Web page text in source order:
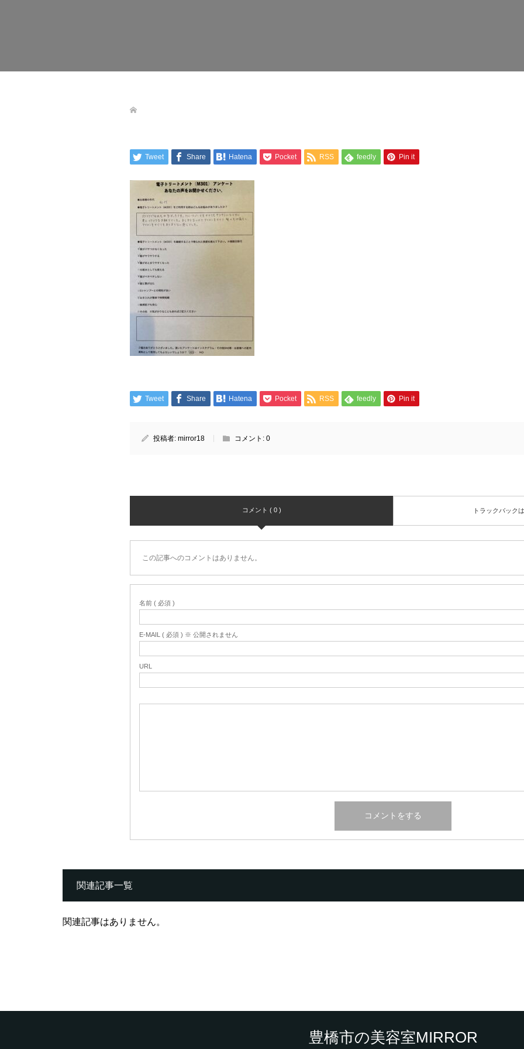
Tweet Share Hatena Pocket RSS feedly Pin it
Tweet Share Hatena Pocket RSS feedly Pin it
投稿者: mirror18 コメント: 0
コメント ( 0 ) トラックバック
この記事へのコメントはありません。
名前 ( 必須 )
E-MAIL ( 必須 ) ※ 公開されません
URL
関連記事一覧
関連記事はありません。
豊橋市の美容室MIRROR